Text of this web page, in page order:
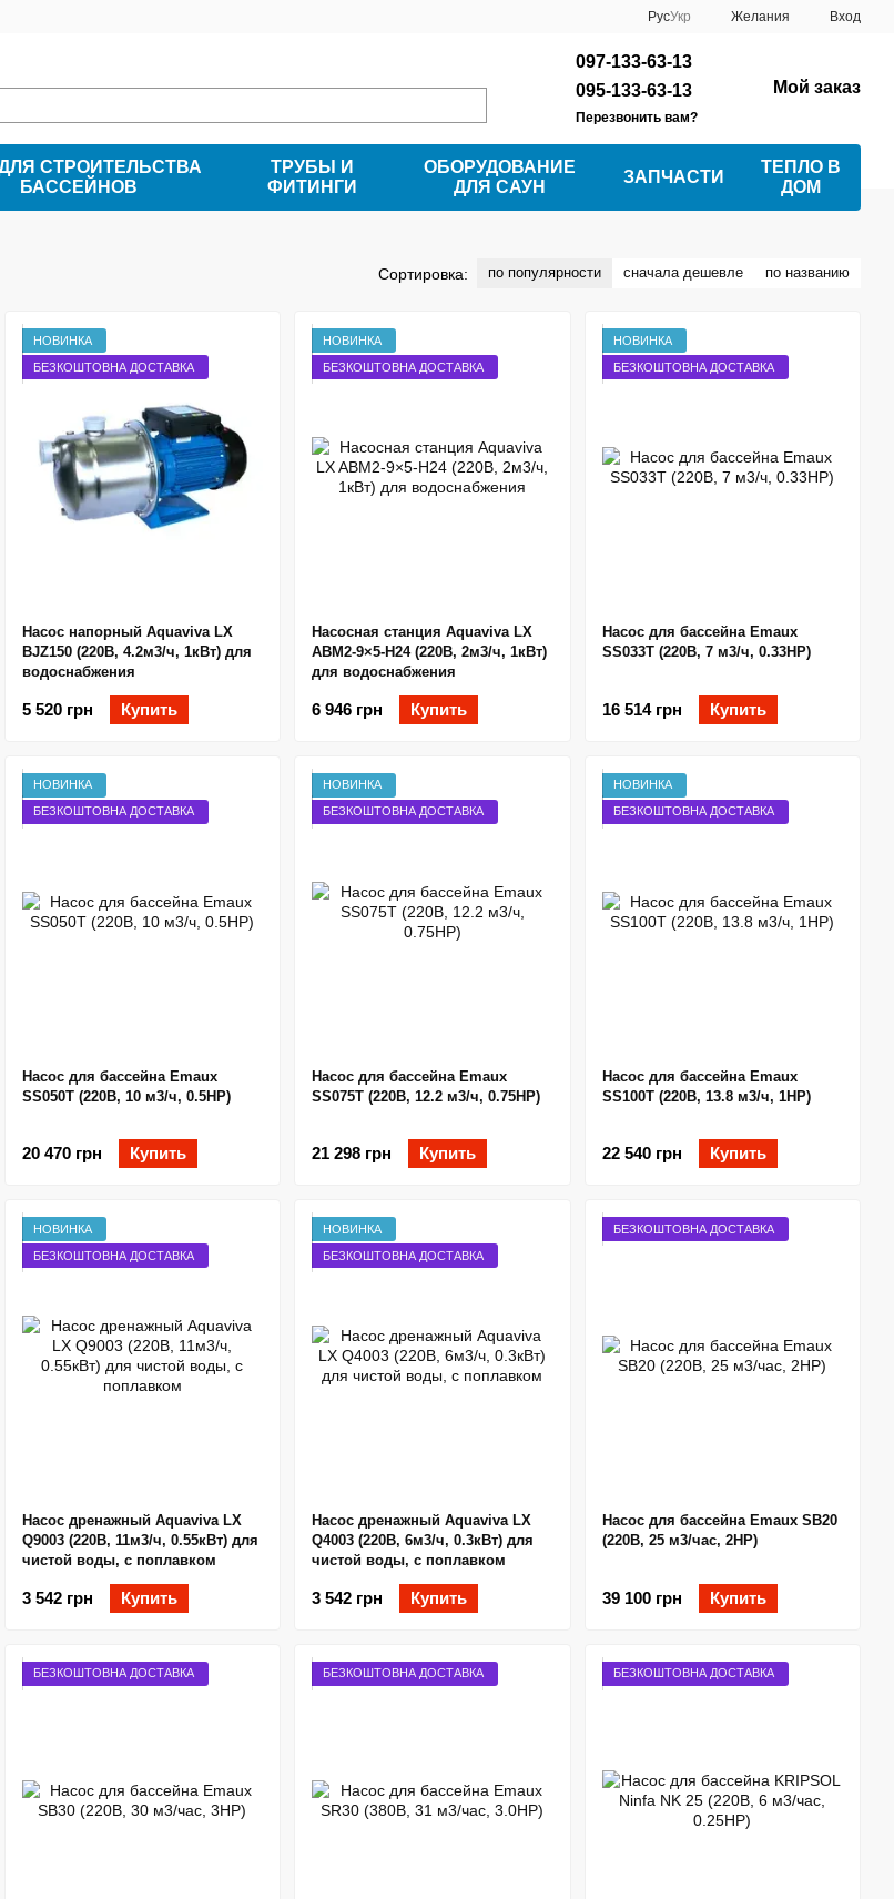
РусУкр Желания Вход
097-133-63-13
095-133-63-13
Перезвонить вам?
Мой заказ
СТРОИТЕЛЬСТВА
БАССЕЙНОВ
ТРУБЫ И
ФИТИНГИ
ОБОРУДОВАНИЕ
ДЛЯ САУН
ЗАПЧАСТИ
ТЕПЛО В
ДОМ
Сортировка: по популярности сначала дешевле по названию
НОВИНКА
БЕЗКОШТОВНА ДОСТАВКА
Насос напорный Aquaviva LX
BJZ150 (220В, 4.2м3/ч, 1кВт) для
водоснабжения
5 520 грн Купить
НОВИНКА
БЕЗКОШТОВНА ДОСТАВКА
Насосная станция Aquaviva LX
ABM2-9×5-H24 (220В, 2м3/ч, 1кВт)
для водоснабжения
6 946 грн Купить
НОВИНКА
БЕЗКОШТОВНА ДОСТАВКА
Насос для бассейна Emaux
SS033T (220В, 7 м3/ч, 0.33HP)
16 514 грн Купить
НОВИНКА
БЕЗКОШТОВНА ДОСТАВКА
Насос для бассейна Emaux
SS050T (220В, 10 м3/ч, 0.5HP)
20 470 грн Купить
НОВИНКА
БЕЗКОШТОВНА ДОСТАВКА
Насос для бассейна Emaux
SS075T (220В, 12.2 м3/ч, 0.75HP)
21 298 грн Купить
НОВИНКА
БЕЗКОШТОВНА ДОСТАВКА
Насос для бассейна Emaux
SS100T (220В, 13.8 м3/ч, 1HP)
22 540 грн Купить
НОВИНКА
БЕЗКОШТОВНА ДОСТАВКА
Насос дренажный Aquaviva LX
Q9003 (220В, 11м3/ч, 0.55кВт) для
чистой воды, с поплавком
3 542 грн Купить
НОВИНКА
БЕЗКОШТОВНА ДОСТАВКА
Насос дренажный Aquaviva LX
Q4003 (220В, 6м3/ч, 0.3кВт) для
чистой воды, с поплавком
3 542 грн Купить
БЕЗКОШТОВНА ДОСТАВКА
Насос для бассейна Emaux SB20
(220В, 25 м3/час, 2HP)
39 100 грн Купить
БЕЗКОШТОВНА ДОСТАВКА БЕЗКОШТОВНА ДОСТАВКА БЕЗКОШТОВНА ДОСТАВКА